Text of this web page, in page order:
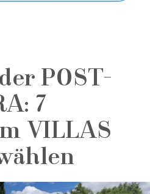
POST-
7
VILLAS